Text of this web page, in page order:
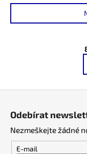
Odebírat
Nezmeškejte žádné
E-mail